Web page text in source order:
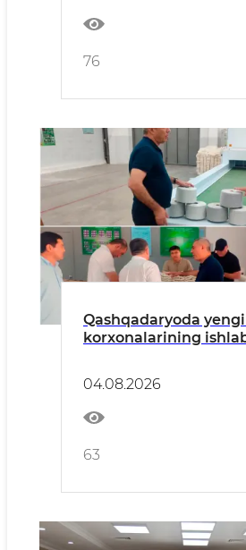
76
Qashqadaryoda
korxonalarining
04.08.2026
63